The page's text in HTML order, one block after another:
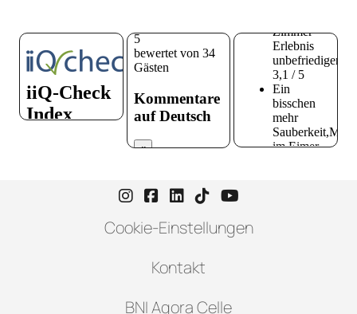
Cookie-Einstellungen
Kontakt
BNI Agora Celle
Instagram-Seite von Hotel zur
Facebook-Seite von Hotel
LinkedIn-Seite von
TikTok-Seite von
YouTube-Seite